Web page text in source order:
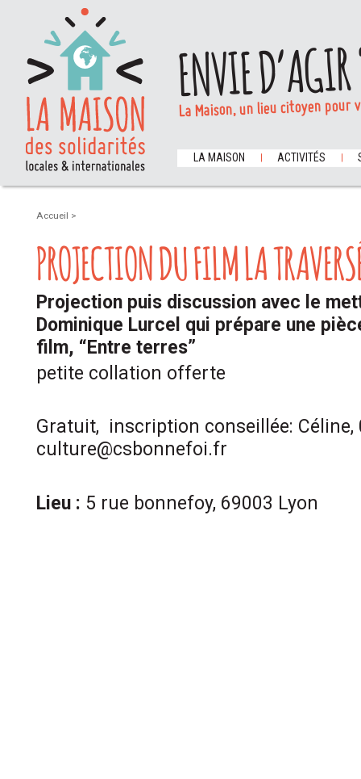
ENVIE
La Maison, un lieu citoyen
LA MAISON ACTIVITÉS
Accueil >
PROJECTION DU FILM LA
Projection puis discussion avec le
Dominique Lurcel qui prépare une
film, “Entre terres”
petite collation offerte
Gratuit, inscription conseillée: Céline,
culture@csbonnefoi.fr
Lieu : 5 rue bonnefoy, 69003 Lyon